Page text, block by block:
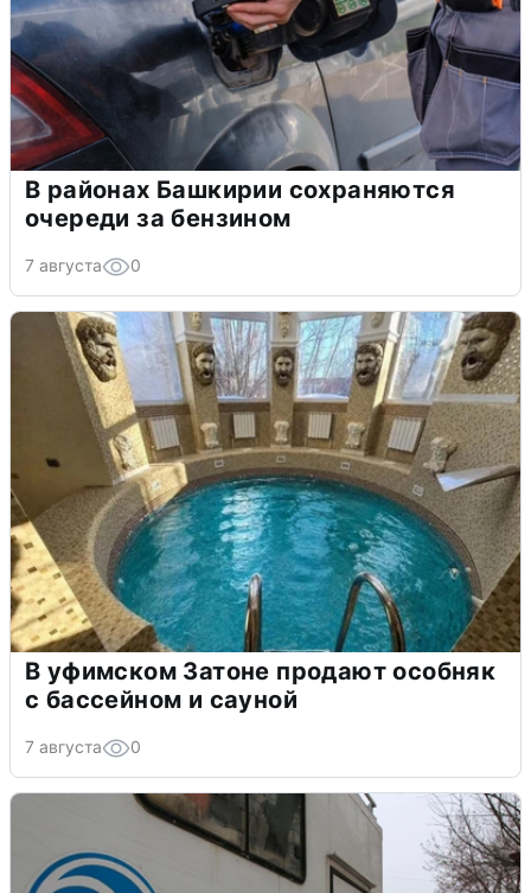
В районах Башкирии сохраняются
очереди за бензином
7 августа 0
В уфимском Затоне продают особняк
с бассейном и сауной
7 августа 0